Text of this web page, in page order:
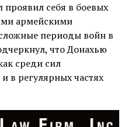
проявил себя в боевых
армейскими
периоды войн в
что Донахью
среди сил
в регулярных частях